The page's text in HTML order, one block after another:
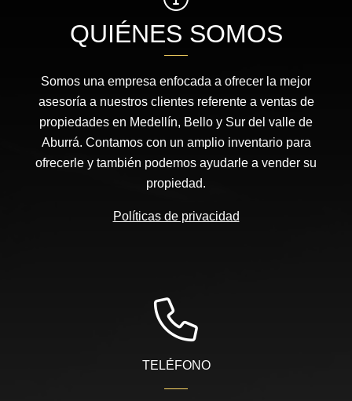
QUIÉNES SOMOS
Somos una empresa enfocada a ofrecer la mejor
asesoría a nuestros clientes referente a ventas de
propiedades en Medellín, Bello y Sur del valle de
Aburrá. Contamos con un amplio inventario para
ofrecerle y también podemos ayudarle a vender su
propiedad.
Políticas de privacidad
TELÉFONO